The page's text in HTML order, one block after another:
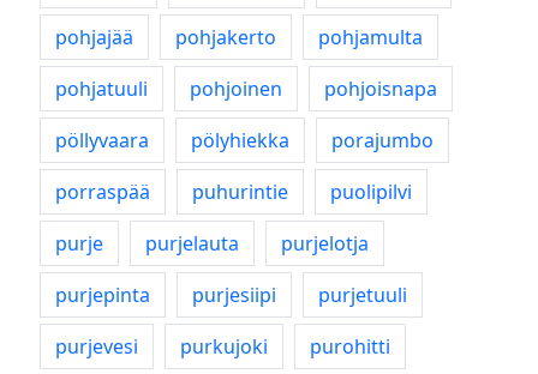
pohjajää
pohjakerto
pohjamulta
pohjatuuli
pohjoinen
pohjoisnapa
pöllyvaara
pölyhiekka
porajumbo
porraspää
puhurintie
puolipilvi
purje
purjelauta
purjelotja
purjepinta
purjesiipi
purjetuuli
purjevesi
purkujoki purohitti